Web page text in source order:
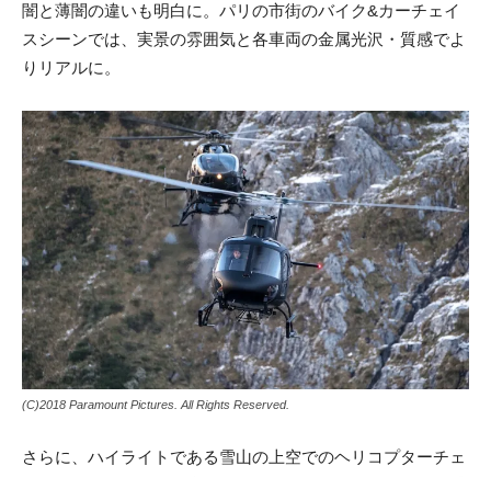
闇と薄闇の違いも明白に。パリの市街のバイク&カーチェイ
スシーンでは、実景の雰囲気と各車両の金属光沢・質感でよ
りリアルに。
(C)2018 Paramount Pictures. All Rights Reserved.
さらに、ハイライトである雪山の上空でのヘリコプターチェ